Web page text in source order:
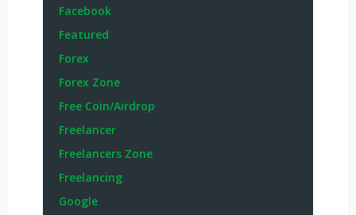
Facebook
Featured
Forex
Forex Zone
Free Coin/Airdrop
Freelancer
Freelancers Zone
Freelancing
Google